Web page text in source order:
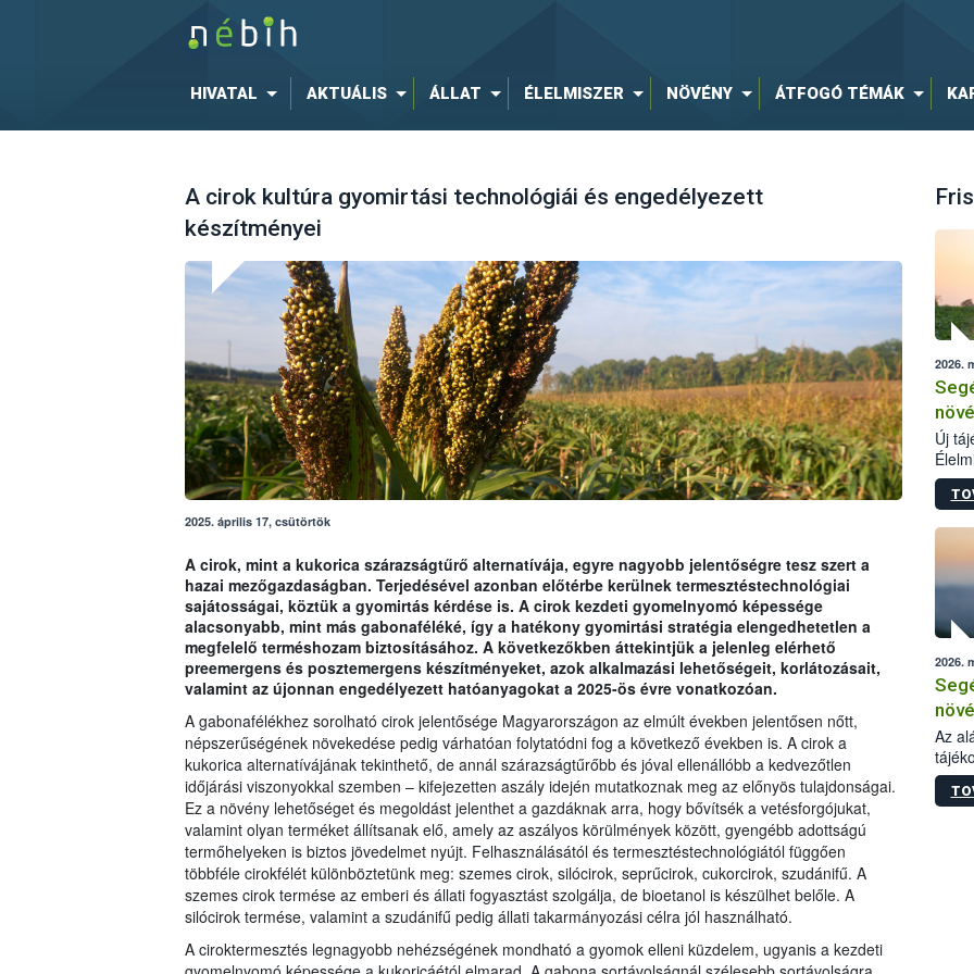
HIVATAL AKTUÁLIS ÁLLAT ÉLELMISZER NÖVÉNY ÁTFOGÓ TÉMÁK
A cirok kultúra gyomirtási technológiái és engedélyezett
készítményei
2025. április 17, csütörtök
A cirok, mint a kukorica szárazságtűrő alternatívája, egyre nagyobb jelentőségre tesz szert a
hazai mezőgazdaságban. Terjedésével azonban előtérbe kerülnek termesztéstechnológiai
sajátosságai, köztük a gyomirtás kérdése is. A cirok kezdeti gyomelnyomó képessége
alacsonyabb, mint más gabonaféléké, így a hatékony gyomirtási stratégia elengedhetetlen a
megfelelő terméshozam biztosításához. A következőkben áttekintjük a jelenleg elérhető
preemergens és posztemergens készítményeket, azok alkalmazási lehetőségeit, korlátozásait,
valamint az újonnan engedélyezett hatóanyagokat a 2025-ös évre vonatkozóan.
A gabonafélékhez sorolható cirok jelentősége Magyarországon az elmúlt években jelentősen nőtt,
népszerűségének növekedése pedig várhatóan folytatódni fog a következő években is. A cirok a
kukorica alternatívájának tekinthető, de annál szárazságtűrőbb és jóval ellenállóbb a kedvezőtlen
időjárási viszonyokkal szemben – kifejezetten aszály idején mutatkoznak meg az előnyös tulajdonságai.
Ez a növény lehetőséget és megoldást jelenthet a gazdáknak arra, hogy bővítsék a vetésforgójukat,
valamint olyan terméket állítsanak elő, amely az aszályos körülmények között, gyengébb adottságú
termőhelyeken is biztos jövedelmet nyújt. Felhasználásától és termesztéstechnológiától függően
többféle cirokfélét különböztetünk meg: szemes cirok, silócirok, seprűcirok, cukorcirok, szudánifű. A
szemes cirok termése az emberi és állati fogyasztást szolgálja, de bioetanol is készülhet belőle. A
silócirok termése, valamint a szudánifű pedig állati takarmányozási célra jól használható.
A ciroktermesztés legnagyobb nehézségének mondható a gyomok elleni küzdelem, ugyanis a kezdeti
2026.
Új
2026.
Az